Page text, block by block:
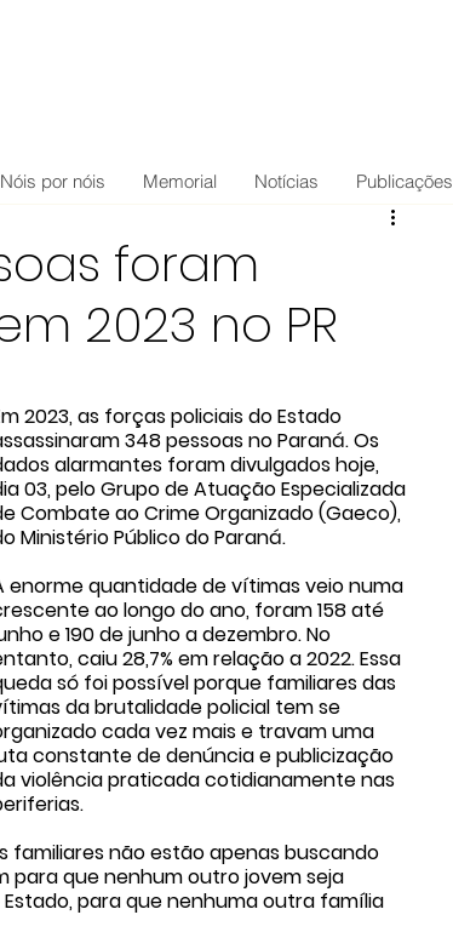
Nóis por nóis Memorial Notícias Publicações
foram
2023 no PR
2023, as forças policiais do Estado
348 pessoas no Paraná. Os
alarmantes foram divulgados hoje,
03, pelo Grupo de Atuação Especializada
Combate ao Crime Organizado (Gaeco),
Ministério Público do Paraná.
enorme quantidade de vítimas veio numa
ao longo do ano, foram 158 até
e 190 de junho a dezembro. No
caiu 28,7% em relação a 2022. Essa
só foi possível porque familiares das
da brutalidade policial tem se
cada vez mais e travam uma
constante de denúncia e publicização
violência praticada cotidianamente nas
familiares não estão apenas buscando
para que nenhum outro jovem seja
para que nenhuma outra família